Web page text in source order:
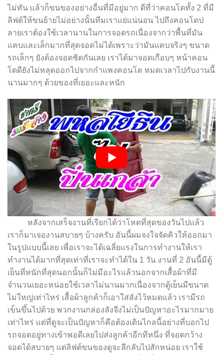
ไม่ทัน แล้วก็ขนของอย่างอื่นที่มีอยู่มาก ดีที่ว่าคอนโดทั้ง 2 ที่มี
ลิฟต์ให้ขนย้ายไม่อย่างนั้นทีมเราแย่แน่นอน ไปถึงคอนโดป
ลายเราต้องใช้เวลานานในการจอดรถเนื่องจากว่าพื้นที่มัน
แคบและเล็กมากที่สุดจอดไม่ได้เพราะว่ามันแคบจริงๆ ขนาด
รถเล็กๆ ยังต้องจอดชิดกันเลย เราได้มาจอดเกือบๆ หน้าคอน
โดดียังไม่หลุดออกไปจากกำแพงคอนโด หมดเวลาไปกับงานนี้
นานมากๆ ด้วยของที่เยอะและหนัก
หลังจากเสร็จงานที่เรียกได้ว่าโหดที่สุดของวันไปแล้ว
เราก็มาเจองานสบายๆ บ้างครับ อันนี้ผมจงใจจัดคิวให้ออกมา
ในรูปแบบนี้เลย เพื่อเราจะได้เฉลี่ยแรงในการทำงานให้เรา
ทำงานได้มากที่สุดเท่าที่เราจะทำได้ใน 1 วัน งานที่ 2 อันนี้มีตู้
เย็นที่หนักที่สุดนอกนั้นก็ไม่มีอะไรแล้วนอกจากเสื้อผ้าที่มี
จำนวนเยอะหน่อยใช้เวลาไม่นานมากเนื่องจากตู้เย็นมีขนาด
ไม่ใหญ่เท่าไหร่ เสื้อผ้าลูกค้าก็เอาใส่ลังไว้หมดแล้ว เรามีรถ
เข็นขึ้นไปด้วย พวกงานกล่องลังจึงไม่เป็นปัญหาอะไรมากมาย
เท่าไหร่ แต่ที่ดูจะเป็นปัญหาก็คือต้องเดินไกลนี้อย่างที่บอกไป
รถจอดอยู่ทางเข้าพอดีเลยไปส่งลูกค้าอีกทีหนึ่ง ที่จอดกว้าง
จอดได้สบายๆ แต่ลิฟต์ขนของดูจะลึกลับไปสักหน่อย เราใช้